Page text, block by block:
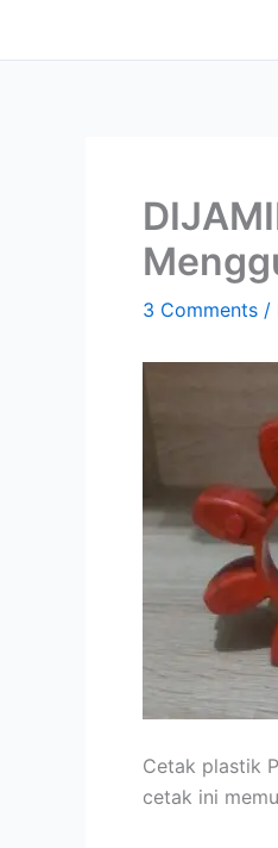
3 Comments /
Cetak plastik
cetak ini